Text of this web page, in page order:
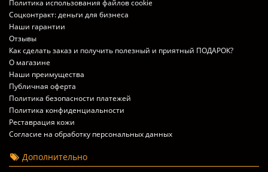
Политика использования файлов cookie
Соцконтракт: деньги для бизнеса
Наши гарантии
Отзывы
Как сделать заказ и получить полезный и приятный ПОДАРОК?
О магазине
Наши преимущества
Публичная оферта
Политика безопасности платежей
Политика конфиденциальности
Реставрация кожи
Согласие на обработку персональных данных
Дополнительно